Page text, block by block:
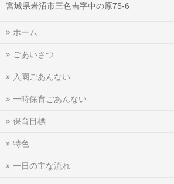
宮城県岩沼市三色吉字中の原75-6
ホーム
ごあいさつ
入園ごあんない
一時保育ごあんない
保育目標
特色
一日の主な流れ